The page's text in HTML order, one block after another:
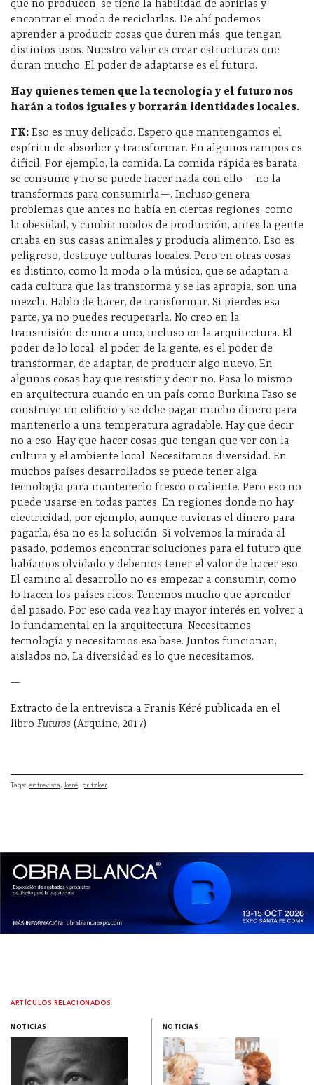
que no producen, se tiene la habilidad de abrirlas y
encontrar el modo de reciclarlas. De ahí podemos
aprender a producir cosas que duren más, que tengan
distintos usos. Nuestro valor es crear estructuras que
duran mucho. El poder de adaptarse es el futuro.
Hay quienes temen que la tecnología y el futuro nos
harán a todos iguales y borrarán identidades locales.
FK: Eso es muy delicado. Espero que mantengamos el
espíritu de absorber y transformar. En algunos campos es
difícil. Por ejemplo, la comida. La comida rápida es barata,
se consume y no se puede hacer nada con ello —no la
transformas para consumirla—. Incluso genera
problemas que antes no había en ciertas regiones, como
la obesidad, y cambia modos de producción, antes la gente
criaba en sus casas animales y producía alimento. Eso es
peligroso, destruye culturas locales. Pero en otras cosas
es distinto, como la moda o la música, que se adaptan a
cada cultura que las transforma y se las apropia, son una
mezcla. Hablo de hacer, de transformar. Si pierdes esa
parte, ya no puedes recuperarla. No creo en la
transmisión de uno a uno, incluso en la arquitectura. El
poder de lo local, el poder de la gente, es el poder de
transformar, de adaptar, de producir algo nuevo. En
algunas cosas hay que resistir y decir no. Pasa lo mismo
en arquitectura cuando en un país como Burkina Faso se
construye un edificio y se debe pagar mucho dinero para
mantenerlo a una temperatura agradable. Hay que decir
no a eso. Hay que hacer cosas que tengan que ver con la
cultura y el ambiente local. Necesitamos diversidad. En
muchos países desarrollados se puede tener alga
tecnología para mantenerlo fresco o caliente. Pero eso no
puede usarse en todas partes. En regiones donde no hay
electricidad, por ejemplo, aunque tuvieras el dinero para
pagarla, ésa no es la solución. Si volvemos la mirada al
pasado, podemos encontrar soluciones para el futuro que
habíamos olvidado y debemos tener el valor de hacer eso.
El camino al desarrollo no es empezar a consumir, como
lo hacen los países ricos. Tenemos mucho que aprender
del pasado. Por eso cada vez hay mayor interés en volver a
lo fundamental en la arquitectura. Necesitamos
tecnología y necesitamos esa base. Juntos funcionan,
aislados no. La diversidad es lo que necesitamos.
—
Extracto de la entrevista a Franis Kéré publicada en el
libro Futuros (Arquine, 2017)
Tags: entrevista keré pritzker
ARTÍCULOS RELACIONADOS
NOTICIAS NOTICIAS